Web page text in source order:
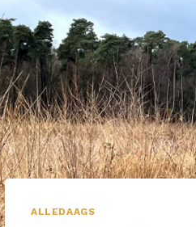
ALLEDAAGS